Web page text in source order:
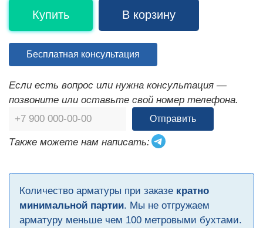
Купить В корзину
Бесплатная консультация
Если есть вопрос или нужна консультация —
позвоните или оставьте свой номер телефона.
Отправить
Также можете нам написать:
Количество арматуры при заказе кратно
минимальной партии. Мы не отгружаем
арматуру меньше чем 100 метровыми бухтами.